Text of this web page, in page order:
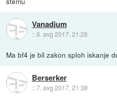
Vanadium
::6. avg 2017, 21:28
Ma bf4 je bil zakon sploh iskanje
Berserker
::7. avg 2017, 21:38